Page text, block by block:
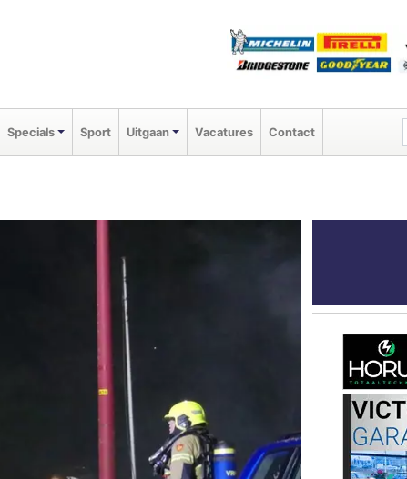
Specials Sport Uitgaan Vacatures Contact